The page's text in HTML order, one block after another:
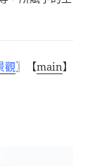
觀〗【main】